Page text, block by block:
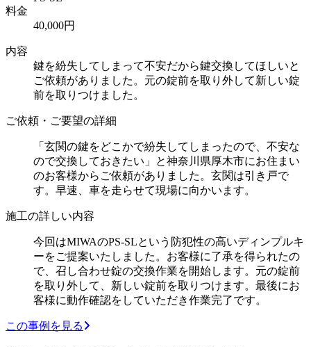
料金
40,000円
内容
鍵を紛失してしまって不安だから鍵交換してほしいと
ご依頼がありました。元の錠前を取り外して新しい錠
前を取りつけました。
ご依頼・ご要望の詳細
「玄関の鍵をどこかで紛失してしまったので、不安な
ので交換しておきたい」と神奈川県厚木市にお住まい
のお客様からご依頼がありました。玄関は引き戸で
す。早速、車を走らせて現場に向かいます。
施工の詳しい内容
今回はMIWAのPS-SLという防犯性の高いディンプルキ
ーをご提案いたしました。お客様に了承を得られたの
で、召し合わせ錠の交換作業を開始します。元の錠前
を取り外して、新しい錠前を取りつけます。最後にお
客様に動作確認をしていただき作業完了です。
この事例を見る